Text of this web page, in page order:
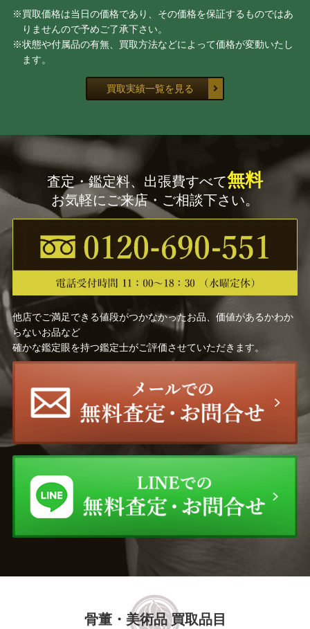
※買取価格は当日の価格であり、その価格を保証するものではあ
りませんので予めご了承下さい。
※状態や付属品の有無、買取方法などによって価格が変動いたし
ます。
買取実績一覧を見る
査定・鑑定料、出張費すべて無料
お気軽にご来店・ご相談下さい。
他店でご満足できる値段がつかなかったお品、価値があるかわか
らないお品など
確かな鑑定眼を持つ鑑定士がご評価させていただきます。
骨董・美術品 買取品目